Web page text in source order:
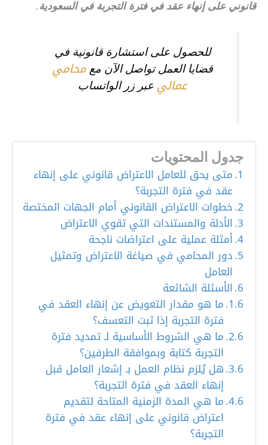
قانوني على إنهاء عقد في فترة التجربة في السعودية.
للحصول على استشارة قانونية في
قضايا العمل تواصل الآن مع محامي
عمالي عبر زر الواتساب
جدول المحتويات
متى يحق للعامل الاعتراض قانوني على إنهاء
عقد في فترة التجربة؟
خطوات الاعتراض القانوني أمام الجهات المختصة
الأدلة والمستندات التي تقوي الاعتراض
أمثلة عملية على اعتراضات ناجحة
دور المحامي في صياغة الاعتراض وتمثيل
العامل
الأسئلة الشائعة
ما هو مقدار التعويض عن إنهاء العقد في
فترة التجربة إذا ثبت التعسف؟
ما هي الشروط الأساسية لـ تمديد فترة
التجربة كتابة وبموافقة الطرفين؟
هل يُلزم نظام العمل بـ إشعار العامل قبل
إنهاء العقد في فترة التجربة؟
ما هي المدة الزمنية المتاحة لتقديم
اعتراض قانوني على إنهاء عقد في فترة
التجربة؟